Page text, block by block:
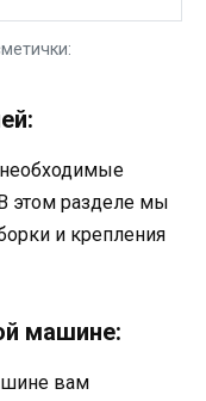
этом разделе мы
и крепления
машине:
вам